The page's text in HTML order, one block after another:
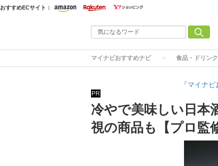
おすすめECサイト：
マイナビおすすめナビ 食品・ドリンク
『マイナ
PR
冷やで美味しい日本
視の商品も【プロ監